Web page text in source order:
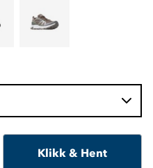
Klikk & Hent